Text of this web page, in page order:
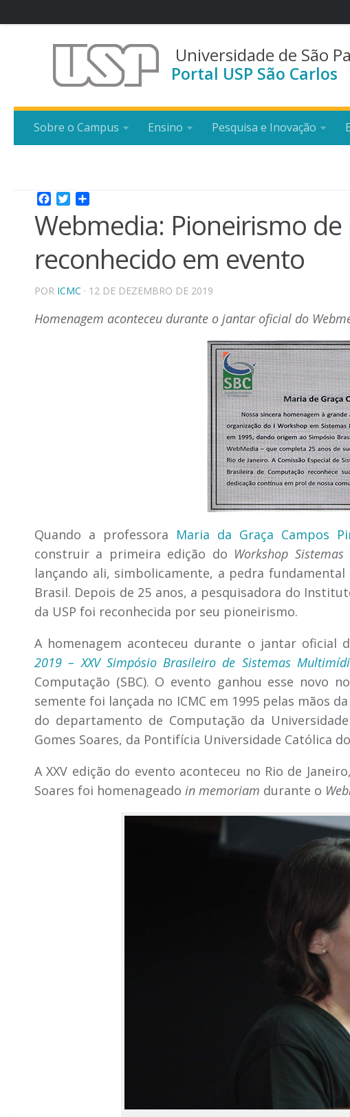
Universidade de São
Portal USP São Carlos
Sobre o Campus Ensino Pesquisa e Inovação
Facebook
Twitter
Webmedia: Pioneirismo
reconhecido em evento
POR ICMC · 12 DE DEZEMBRO DE 2019
Homenagem aconteceu durante o jantar oficial do
Quando a professora Maria da Graça Campos
construir a primeira edição do Workshop
lançando ali, simbolicamente, a pedra
Brasil. Depois de 25 anos, a pesquisadora do
da USP foi reconhecida por seu pioneirismo.
A homenagem aconteceu durante o jantar oficial
2019 – XXV Simpósio Brasileiro de Sistemas
Computação (SBC). O evento ganhou esse novo
semente foi lançada no ICMC em 1995 pelas mãos
do departamento de Computação da
Gomes Soares, da Pontifícia Universidade Católica do
A XXV edição do evento aconteceu no Rio de
Soares foi homenageado in memoriam durante o